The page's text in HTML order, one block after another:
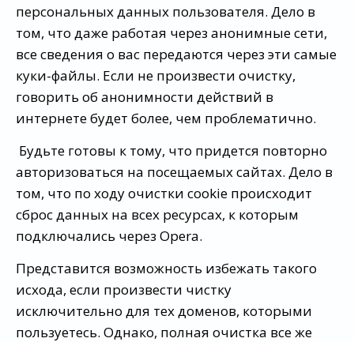
персональных данных пользователя. Дело в
том, что даже работая через анонимные сети,
все сведения о вас передаются через эти самые
куки-файлы. Если не произвести очистку,
говорить об анонимности действий в
интернете будет более, чем проблематично.
Будьте готовы к тому, что придется повторно
авторизоваться на посещаемых сайтах. Дело в
том, что по ходу очистки cookie происходит
сброс данных на всех ресурсах, к которым
подключались через Opera.
Представится возможность избежать такого
исхода, если произвести чистку
исключительно для тех доменов, которыми
пользуетесь. Однако, полная очистка все же